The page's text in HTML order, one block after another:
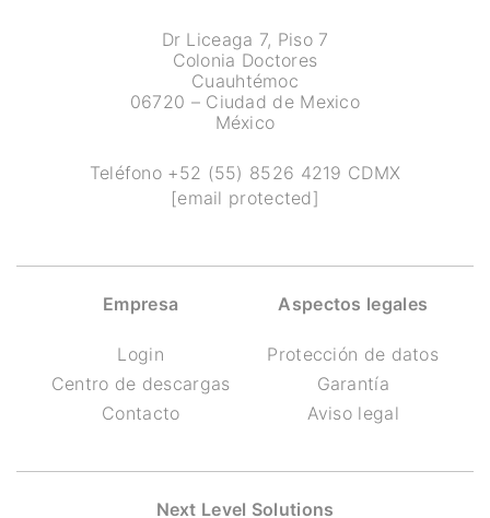
Dr Liceaga 7, Piso 7
Colonia Doctores
Cuauhtémoc
06720 – Ciudad de Mexico
México
Teléfono +52 (55) 8526 4219 CDMX
[email protected]
Empresa
Login
Centro de descargas
Contacto
Aspectos legales
Protección de datos
Garantía
Aviso legal
Next Level Solutions